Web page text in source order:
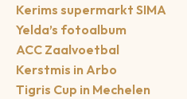
Kerims supermarkt SIMA
Yelda’s fotoalbum
ACC Zaalvoetbal
Kerstmis in Arbo
Tigris Cup in Mechelen